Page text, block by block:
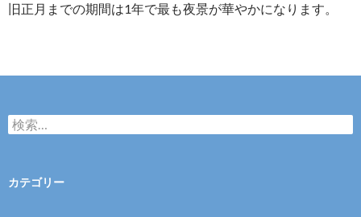
旧正月までの期間は1年で最も夜景が華やかになります。
検
索
カテゴリー